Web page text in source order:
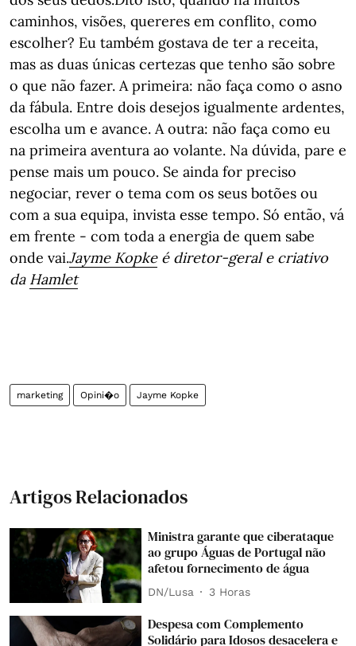
caminhos, visões, quereres em conflito, como
escolher? Eu também gostava de ter a receita,
mas as duas únicas certezas que tenho são sobre
o que não fazer. A primeira: não faça como o asno
da fábula. Entre dois desejos igualmente ardentes,
escolha um e avance. A outra: não faça como eu
na primeira aventura ao volante. Na dúvida, pare e
pense mais um pouco. Se ainda for preciso
negociar, rever o tema com os seus botões ou
com a sua equipa, invista esse tempo. Só então, vá
em frente - com toda a energia de quem sabe
onde vai.JaymeKopkeé diretor-geral e criativo
da Hamlet
marketing Opini�o Jayme Kopke
Artigos Relacionados
Ministra garante que ciberataque
ao grupo Águas de Portugal não
afetou fornecimento de água
DN/Lusa 3 Horas
Despesa com Complemento
Solidário para Idosos desacelera e